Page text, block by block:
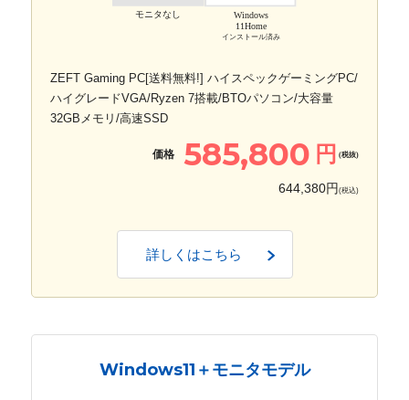
モニタなし
Windows
11Home
インストール済み
ZEFT Gaming PC[送料無料!] ハイスペックゲーミングPC/
ハイグレードVGA/Ryzen 7搭載/BTOパソコン/大容量
32GBメモリ/高速SSD
価格 585,800 円 (税抜)
644,380円 (税込)
詳しくはこちら
Windows11＋モニタモデル